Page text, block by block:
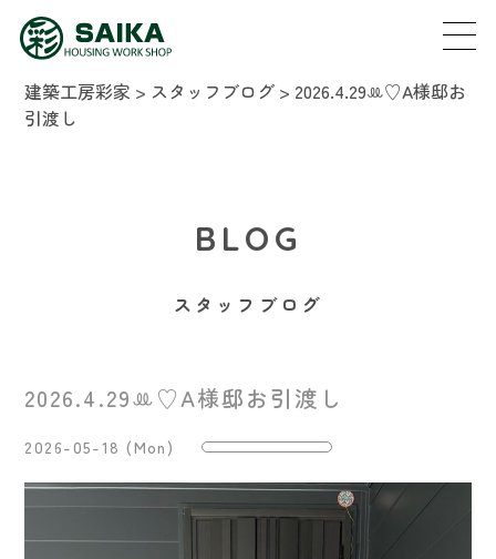
建築工房彩家 > スタッフブログ > 2026.4.29‪ꔛ‬♡‪A様邸お
引渡し
BLOG
スタッフブログ
2026.4.29‪ꔛ‬♡‪A様邸お引渡し
2026-05-18 (Mon)